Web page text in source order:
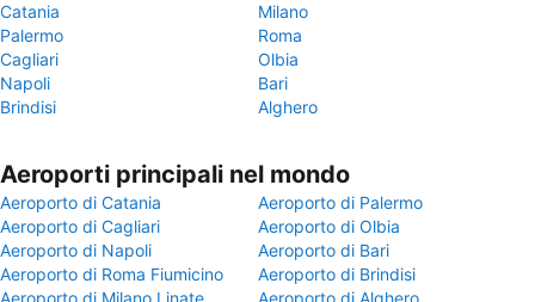
Catania
Milano
Palermo
Roma
Cagliari
Olbia
Napoli
Bari
Brindisi
Alghero
Aeroporti principali nel mondo
Aeroporto di Catania
Aeroporto di Palermo
Aeroporto di Cagliari
Aeroporto di Olbia
Aeroporto di Napoli
Aeroporto di Bari
Aeroporto di Roma Fiumicino
Aeroporto di Brindisi
Aeroporto di Milano Linate
Aeroporto di Alghero